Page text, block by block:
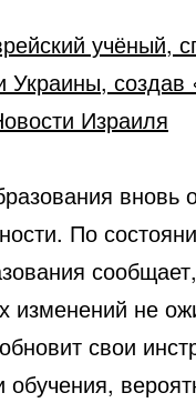
учёный,
Украины,
Израиля
вновь
По
изменений не
свои